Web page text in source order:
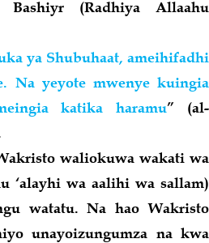
Bashiyr (Radhiya Allaahu
ya Shubuhaat, ameihifadhi
Na yeyote mwenye kuingia
katika haramu” (al-
waliokuwa wakati wa
‘alayhi wa aalihi wa sallam)
watatu. Na hao Wakristo
unayoizungumza na kwa